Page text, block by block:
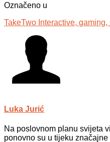
Označeno u
TakeTwo Interactive, gaming,
Luka Jurić
Na poslovnom planu svijeta
ponovno su u tijeku